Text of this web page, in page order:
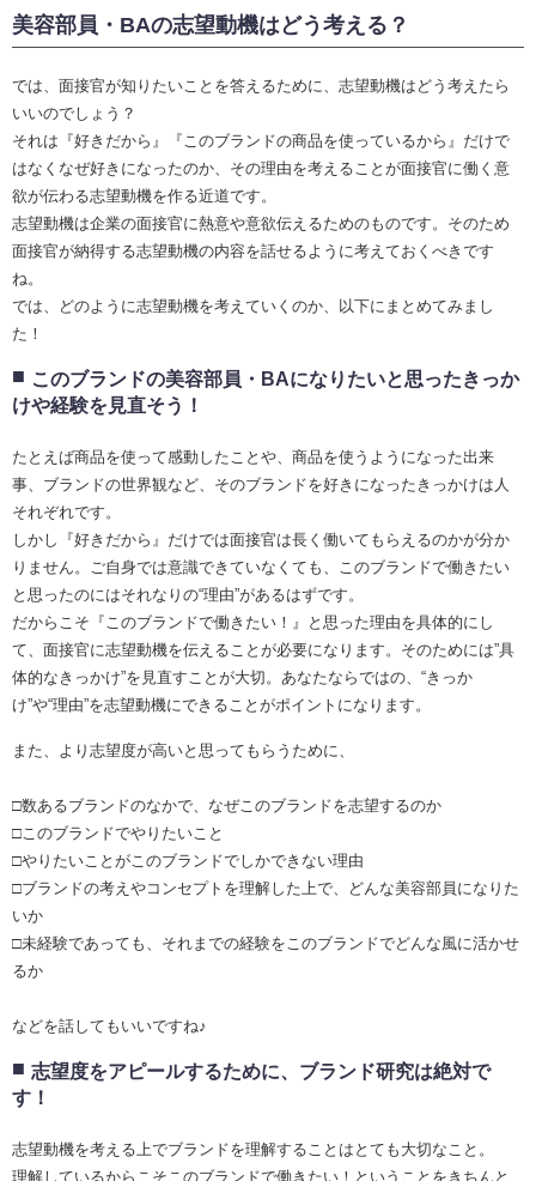
美容部員・BAの志望動機はどう考える？
では、面接官が知りたいことを答えるために、志望動機はどう考えたら
いいのでしょう？
それは『好きだから』『このブランドの商品を使っているから』だけで
はなくなぜ好きになったのか、その理由を考えることが面接官に働く意
欲が伝わる志望動機を作る近道です。
志望動機は企業の面接官に熱意や意欲伝えるためのものです。そのため
面接官が納得する志望動機の内容を話せるように考えておくべきです
ね。
では、どのように志望動機を考えていくのか、以下にまとめてみまし
た！
このブランドの美容部員・BAになりたいと思ったきっか
けや経験を見直そう！
たとえば商品を使って感動したことや、商品を使うようになった出来
事、ブランドの世界観など、そのブランドを好きになったきっかけは人
それぞれです。
しかし『好きだから』だけでは面接官は長く働いてもらえるのかが分か
りません。ご自身では意識できていなくても、このブランドで働きたい
と思ったのにはそれなりの“理由”があるはずです。
だからこそ『このブランドで働きたい！』と思った理由を具体的にし
て、面接官に志望動機を伝えることが必要になります。そのためには”具
体的なきっかけ”を見直すことが大切。あなたならではの、“きっか
け”や“理由”を志望動機にできることがポイントになります。
また、より志望度が高いと思ってもらうために、
□数あるブランドのなかで、なぜこのブランドを志望するのか
□このブランドでやりたいこと
□やりたいことがこのブランドでしかできない理由
□ブランドの考えやコンセプトを理解した上で、どんな美容部員になりた
いか
□未経験であっても、それまでの経験をこのブランドでどんな風に活かせ
るか
などを話してもいいですね♪
志望度をアピールするために、ブランド研究は絶対で
す！
志望動機を考える上でブランドを理解することはとても大切なこと。
理解しているからこそこのブランドで働きたい！ということをきちんと